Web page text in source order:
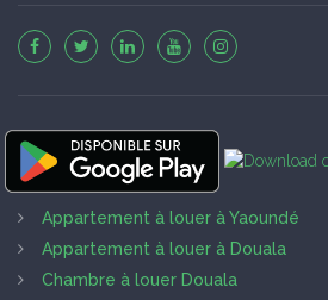
Appartement à louer à Yaoundé
Appartement à louer à Douala
Chambre à louer Douala